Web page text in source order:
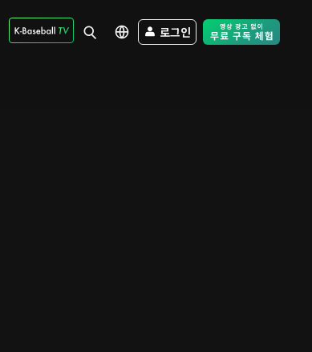
로그인 Free Trial -